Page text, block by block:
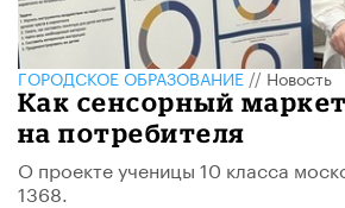
ГОРОДСКОЕ ОБРАЗОВАНИЕ//Новость
Как сенсорный
на потребителя
О проекте ученицы 10 класса
1368.